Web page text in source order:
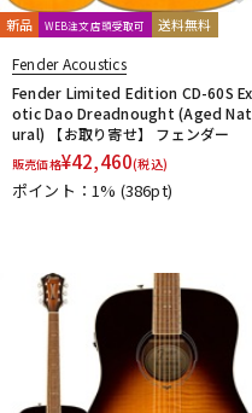
新品 WEB注文店頭受取可 送料無料
Fender Acoustics
Fender Limited Edition CD-60S Ex
otic Dao Dreadnought (Aged Nat
ural) 【お取り寄せ】 フェンダー
販売価格¥42,460(税込)
ポイント：1% (386pt)